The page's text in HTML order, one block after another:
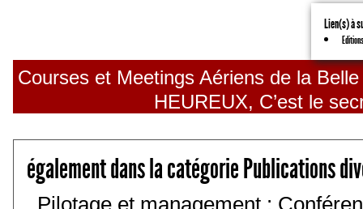
Lien(s) à
Courses et Meetings Aériens de la
HEUREUX, C’est le
également dans la catégorie Publications
Pilotage et management :